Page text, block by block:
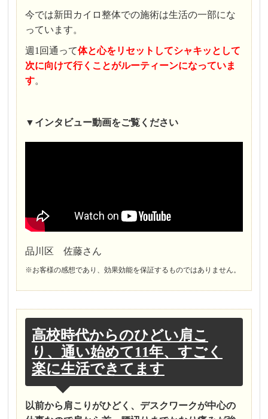
今では新田カイロ整体での施術は生活の一部にな
っています。
週1回通って体と心をリセットしてシャキッとして
次に向けて行くことがルーティーンになっていま
す。
▼ インタビュー動画をご覧ください
品川区 佐藤さん
※お客様の感想であり、効果効能を保証するものではありません。
高校時代からのひどい肩こ
り、通い始めて11年、すごく
楽に生活できてます
以前から肩こりがひどく、デスクワークが中心の